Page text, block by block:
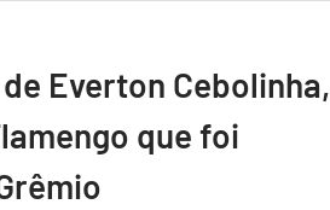
Everton Cebolinha,
que foi